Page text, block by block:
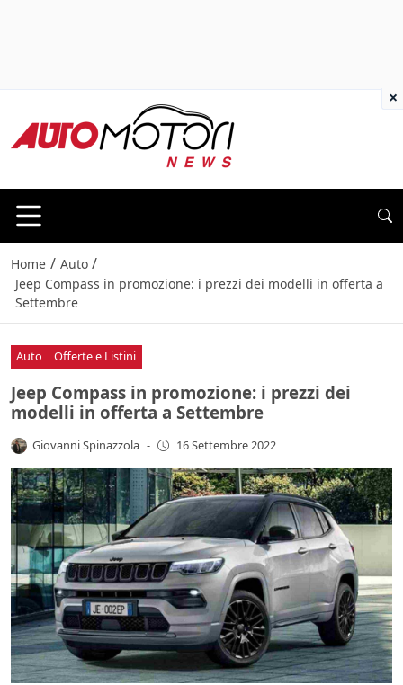
Home / Auto /
Jeep Compass in promozione: i prezzi dei modelli in offerta a
Settembre
Auto Offerte e Listini
Jeep Compass in promozione: i prezzi dei
modelli in offerta a Settembre
Giovanni Spinazzola - 16 Settembre 2022
×